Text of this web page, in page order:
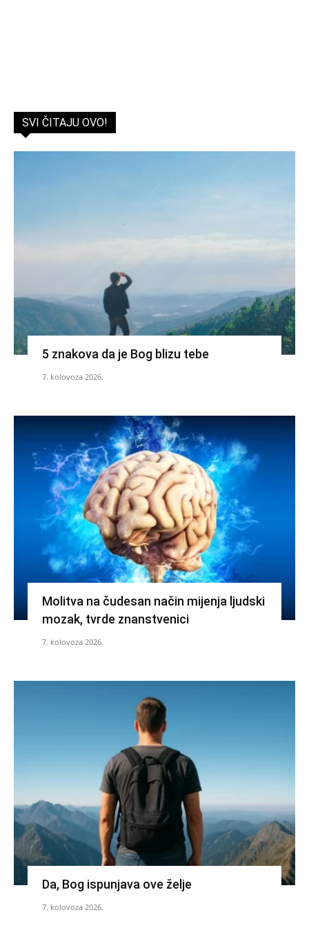
SVI ČITAJU OVO!
5 znakova da je Bog blizu tebe
7. kolovoza 2026.
Molitva na čudesan način mijenja ljudski
mozak, tvrde znanstvenici
7. kolovoza 2026.
Da, Bog ispunjava ove želje
7. kolovoza 2026.